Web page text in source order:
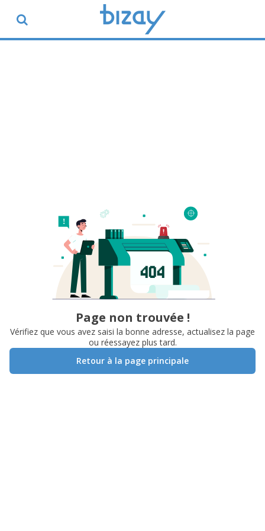
Page non trouvée !
Vérifiez que vous avez saisi la bonne adresse, actualisez la page
ou réessayez plus tard.